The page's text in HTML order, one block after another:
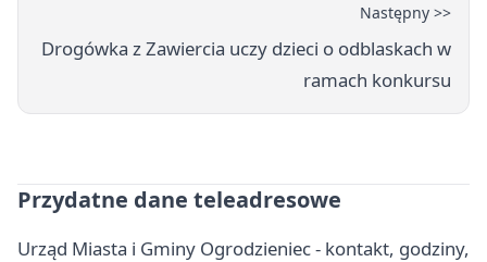
Następny >>
Drogówka z Zawiercia uczy dzieci o odblaskach w
ramach konkursu
Przydatne dane teleadresowe
Urząd Miasta i Gminy Ogrodzieniec - kontakt, godziny,